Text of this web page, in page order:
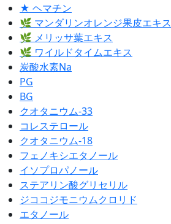
★ ヘマチン
🌿 マンダリンオレンジ果皮エキス
🌿 メリッサ葉エキス
🌿 ワイルドタイムエキス
炭酸水素Na
PG
BG
クオタニウム-33
コレステロール
クオタニウム-18
フェノキシエタノール
イソプロパノール
ステアリン酸グリセリル
ジココジモニウムクロリド
エタノール